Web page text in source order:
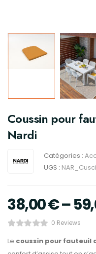
Coussin pour
Nardi
Catégories :
UGS :
38,00€–
0 Reviews
Le coussin pour fauteuil